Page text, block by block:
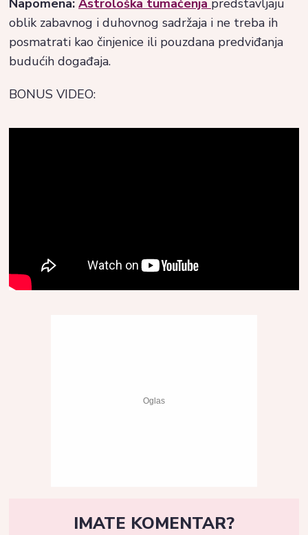
Napomena: Astrološka tumačenja predstavljaju
oblik zabavnog i duhovnog sadržaja i ne treba ih
posmatrati kao činjenice ili pouzdana predviđanja
budućih događaja.
BONUS VIDEO:
IMATE KOMENTAR?